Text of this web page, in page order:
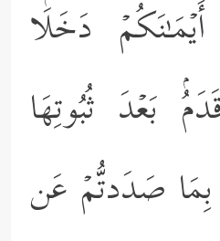
أَیۡمَـٰنَكُمۡ دَخَلَۢا
بَعۡدَ ثُبُوتِهَا
بِمَا صَدَدتُّمۡ عَن